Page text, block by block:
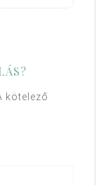
kötelező